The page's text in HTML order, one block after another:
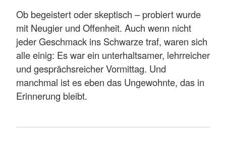
Ob begeistert oder skeptisch – probiert wurde
mit Neugier und Offenheit. Auch wenn nicht
jeder Geschmack ins Schwarze traf, waren sich
alle einig: Es war ein unterhaltsamer, lehrreicher
und gesprächsreicher Vormittag. Und
manchmal ist es eben das Ungewohnte, das in
Erinnerung bleibt.